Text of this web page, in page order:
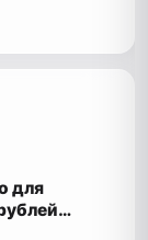
для